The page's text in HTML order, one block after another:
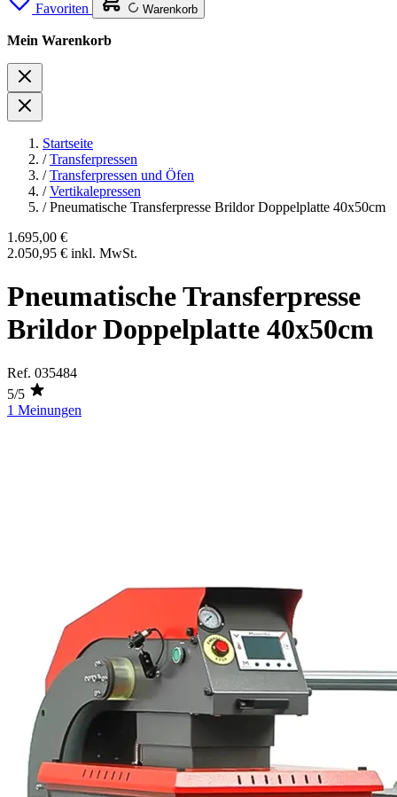
Favoriten Warenkorb
Mein Warenkorb
Startseite
/ Transferpressen
/ Transferpressen und Öfen
/ Vertikalepressen
/ Pneumatische Transferpresse Brildor Doppelplatte 40x50cm
1.695,00 €
2.050,95 € inkl. MwSt.
Pneumatische Transferpresse
Brildor Doppelplatte 40x50cm
Ref. 035484
5/5
1 Meinungen